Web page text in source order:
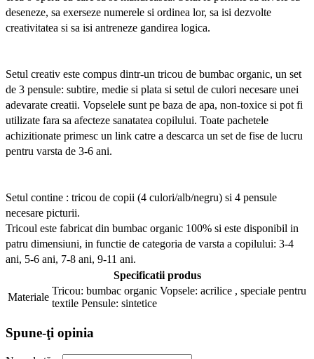
deseneze, sa exerseze numerele si ordinea lor, sa isi dezvolte
creativitatea si sa isi antreneze gandirea logica.
Setul creativ este compus dintr-un tricou de bumbac organic, un set
de 3 pensule: subtire, medie si plata si setul de culori necesare unei
adevarate creatii. Vopselele sunt pe baza de apa, non-toxice si pot fi
utilizate fara sa afecteze sanatatea copilului. Toate pachetele
achizitionate primesc un link catre a descarca un set de fise de lucru
pentru varsta de 3-6 ani.
Setul contine : tricou de copii (4 culori/alb/negru) si 4 pensule
necesare picturii.
Tricoul este fabricat din bumbac organic 100% si este disponibil in
patru dimensiuni, in functie de categoria de varsta a copilului: 3-4
ani, 5-6 ani, 7-8 ani, 9-11 ani.
Specificatii produs
Materiale
Tricou: bumbac organic Vopsele: acrilice , speciale pentru
textile Pensule: sintetice
Spune-ţi opinia